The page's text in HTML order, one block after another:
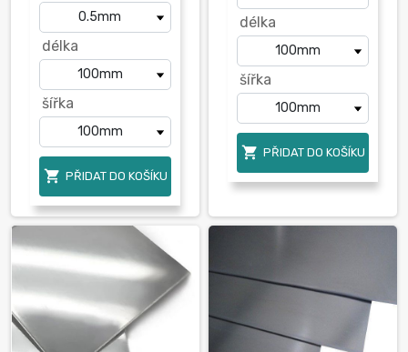
délka
šířka
 PŘIDAT DO KOŠÍKU
délka
šířka
 PŘIDAT DO KOŠÍKU